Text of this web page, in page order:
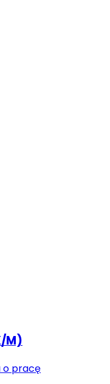
M)
o pracę